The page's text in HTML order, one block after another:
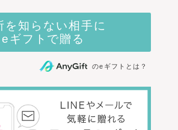
のeギフトとは？